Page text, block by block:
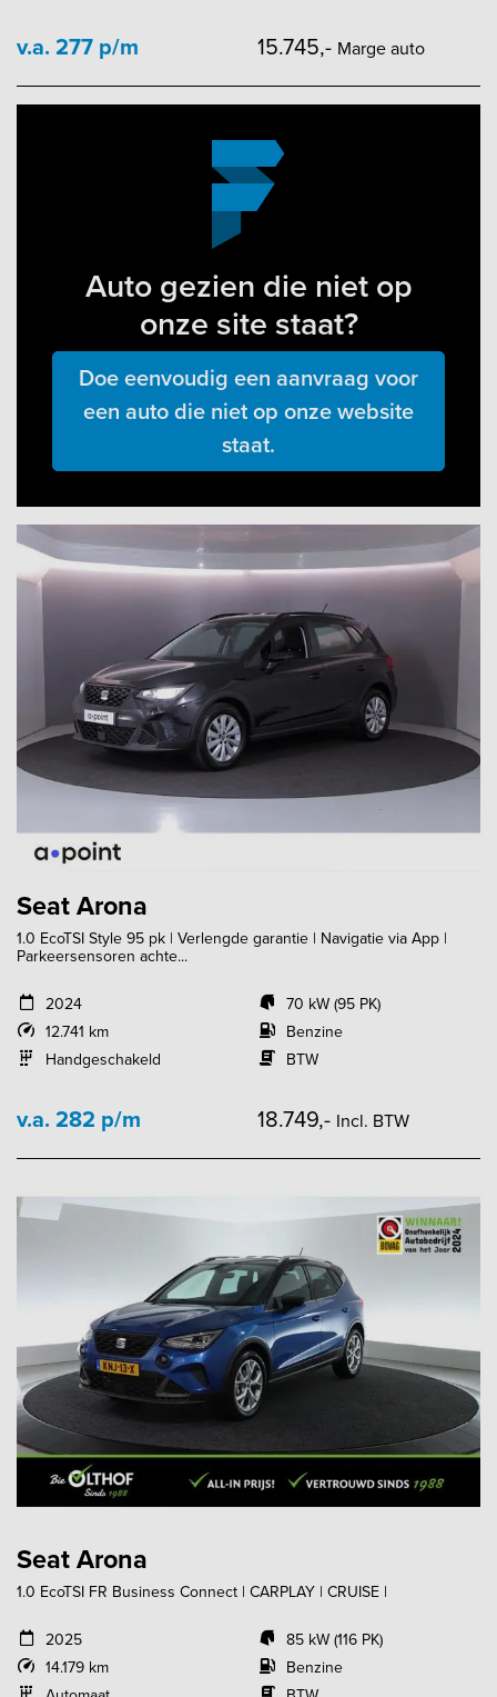
v.a. 277 p/m 15.745,- Marge auto
Auto gezien die niet op
onze site staat?
Doe eenvoudig een aanvraag voor
een auto die niet op onze website
staat.
Seat Arona
1.0 EcoTSI Style 95 pk | Verlengde garantie | Navigatie via App |
Parkeersensoren achte...
2024
12.741 km
Handgeschakeld
70 kW (95 PK)
Benzine
BTW
v.a. 282 p/m 18.749,- Incl. BTW
Seat Arona
1.0 EcoTSI FR Business Connect | CARPLAY | CRUISE |
2025
14.179 km
85 kW (116 PK)
Benzine